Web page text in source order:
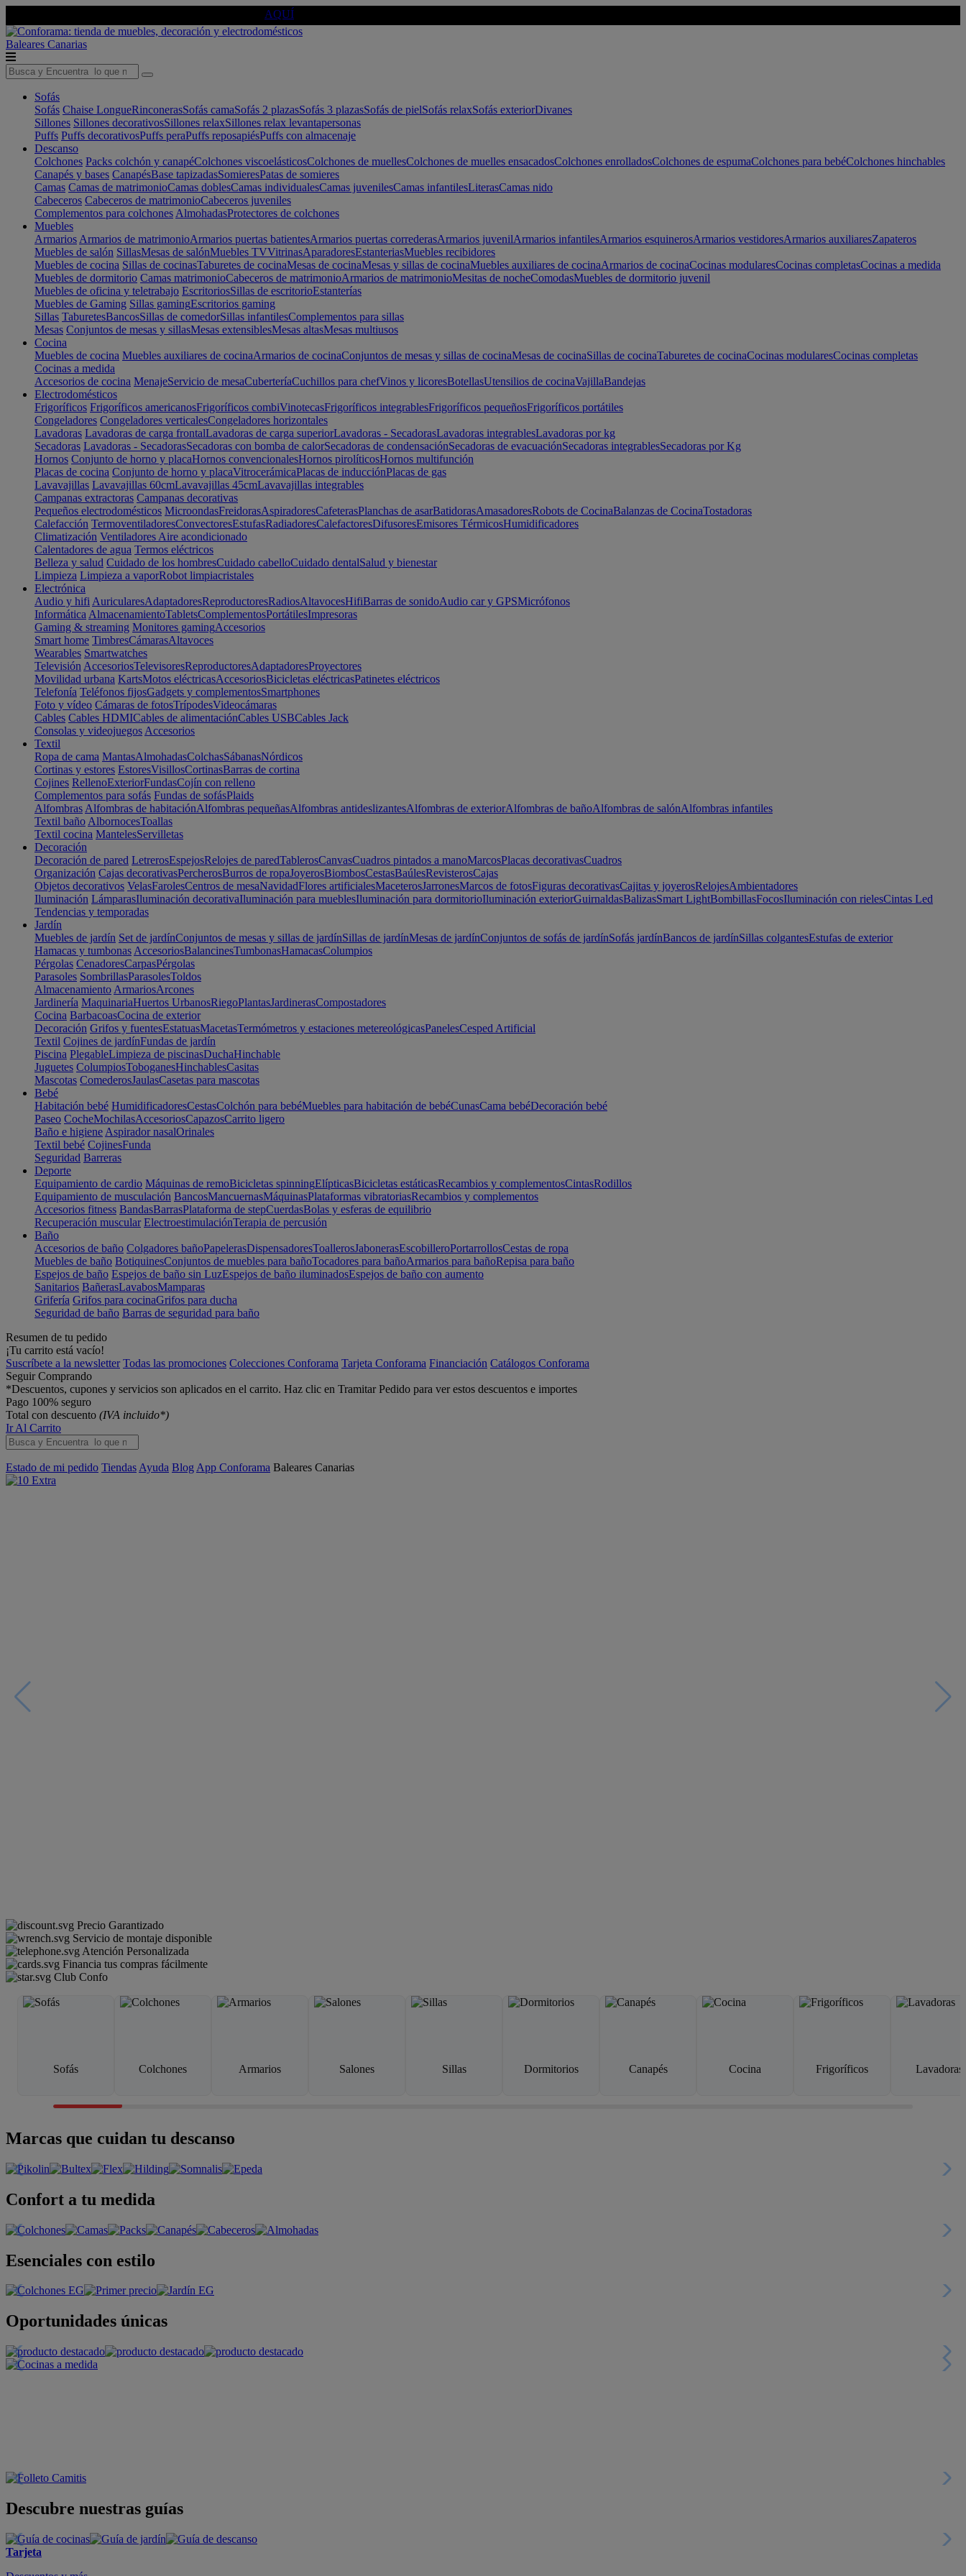
AQUÍ
Baleares Canarias
Sofás
Sofás Chaise LongueRinconerasSofás camaSofás 2 plazasSofás 3 plazasSofás de pielSofás relaxSofás exteriorDivanes
Sillones Sillones decorativosSillones relaxSillones relax levantapersonas
Puffs Puffs decorativosPuffs peraPuffs reposapiésPuffs con almacenaje
Descanso
Colchones Packs colchón y canapéColchones viscoelásticosColchones de muellesColchones de muelles ensacadosColchones enrolladosColchones de espumaColchones para bebéColchones hinchables
Canapés y bases CanapésBase tapizadasSomieresPatas de somieres
Camas Camas de matrimonioCamas doblesCamas individualesCamas juvenilesCamas infantilesLiterasCamas nido
Cabeceros Cabeceros de matrimonioCabeceros juveniles
Complementos para colchones AlmohadasProtectores de colchones
Muebles
Armarios Armarios de matrimonioArmarios puertas batientesArmarios puertas correderasArmarios juvenilArmarios infantilesArmarios esquinerosArmarios vestidoresArmarios auxiliaresZapateros
Muebles de salón SillasMesas de salónMuebles TVVitrinasAparadoresEstanteriasMuebles recibidores
Muebles de cocina Sillas de cocinasTaburetes de cocinaMesas de cocinaMesas y sillas de cocinaMuebles auxiliares de cocinaArmarios de cocinaCocinas modularesCocinas completasCocinas a medida
Muebles de dormitorio Camas matrimonioCabeceros de matrimonioArmarios de matrimonioMesitas de nocheComodasMuebles de dormitorio juvenil
Muebles de oficina y teletrabajo EscritoriosSillas de escritorioEstanterías
Muebles de Gaming Sillas gamingEscritorios gaming
Sillas TaburetesBancosSillas de comedorSillas infantilesComplementos para sillas
Mesas Conjuntos de mesas y sillasMesas extensiblesMesas altasMesas multiusos
Cocina
Muebles de cocina Muebles auxiliares de cocinaArmarios de cocinaConjuntos de mesas y sillas de cocinaMesas de cocinaSillas de cocinaTaburetes de cocinaCocinas modularesCocinas completas
Cocinas a medida
Accesorios de cocina MenajeServicio de mesaCuberteríaCuchillos para chefVinos y licoresBotellasUtensilios de cocinaVajillaBandejas
Electrodomésticos
Frigoríficos Frigoríficos americanosFrigoríficos combiVinotecasFrigoríficos integrablesFrigoríficos pequeñosFrigoríficos portátiles
Congeladores Congeladores verticalesCongeladores horizontales
Lavadoras Lavadoras de carga frontalLavadoras de carga superiorLavadoras - SecadorasLavadoras integrablesLavadoras por kg
Secadoras Lavadoras - SecadorasSecadoras con bomba de calorSecadoras de condensaciónSecadoras de evacuaciónSecadoras integrablesSecadoras por Kg
Hornos Conjunto de horno y placaHornos convencionalesHornos pirolíticosHornos multifunción
Placas de cocina Conjunto de horno y placaVitrocerámicaPlacas de inducciónPlacas de gas
Lavavajillas Lavavajillas 60cmLavavajillas 45cmLavavajillas integrables
Campanas extractoras Campanas decorativas
Pequeños electrodomésticos MicroondasFreidorasAspiradoresCafeterasPlanchas de asarBatidorasAmasadoresRobots de CocinaBalanzas de CocinaTostadoras
Calefacción TermoventiladoresConvectoresEstufasRadiadoresCalefactoresDifusoresEmisores TérmicosHumidificadores
Climatización Ventiladores Aire acondicionado
Calentadores de agua Termos eléctricos
Belleza y salud Cuidado de los hombresCuidado cabelloCuidado dentalSalud y bienestar
Limpieza Limpieza a vaporRobot limpiacristales
Electrónica
Audio y hifi AuricularesAdaptadoresReproductoresRadiosAltavocesHifiBarras de sonidoAudio car y GPSMicrófonos
Informática AlmacenamientoTabletsComplementosPortátilesImpresoras
Gaming & streaming Monitores gamingAccesorios
Smart home TimbresCámarasAltavoces
Wearables Smartwatches
Televisión AccesoriosTelevisoresReproductoresAdaptadoresProyectores
Movilidad urbana KartsMotos eléctricasAccesoriosBicicletas eléctricasPatinetes eléctricos
Telefonía Teléfonos fijosGadgets y complementosSmartphones
Foto y vídeo Cámaras de fotosTrípodesVideocámaras
Cables Cables HDMICables de alimentaciónCables USBCables Jack
Consolas y videojuegos Accesorios
Textil
Ropa de cama MantasAlmohadasColchasSábanasNórdicos
Cortinas y estores EstoresVisillosCortinasBarras de cortina
Cojines RellenoExteriorFundasCojín con relleno
Complementos para sofás Fundas de sofásPlaids
Alfombras Alfombras de habitaciónAlfombras pequeñasAlfombras antideslizantesAlfombras de exteriorAlfombras de bañoAlfombras de salónAlfombras infantiles
Textil baño AlbornocesToallas
Textil cocina MantelesServilletas
Decoración
Decoración de pared LetrerosEspejosRelojes de paredTablerosCanvasCuadros pintados a manoMarcosPlacas decorativasCuadros
Organización Cajas decorativasPercherosBurros de ropaJoyerosBiombosCestasBaúlesRevisterosCajas
Objetos decorativos VelasFarolesCentros de mesaNavidadFlores artificialesMaceterosJarronesMarcos de fotosFiguras decorativasCajitas y joyerosRelojesAmbientadores
Iluminación LámparasIluminación decorativaIluminación para mueblesIluminación para dormitorioIluminación exteriorGuirnaldasBalizasSmart LightBombillasFocosIluminación con rielesCintas Led
Tendencias y temporadas
Jardín
Muebles de jardín Set de jardínConjuntos de mesas y sillas de jardínSillas de jardínMesas de jardínConjuntos de sofás de jardínSofás jardínBancos de jardínSillas colgantesEstufas de exterior
Hamacas y tumbonas AccesoriosBalancinesTumbonasHamacasColumpios
Pérgolas CenadoresCarpasPérgolas
Parasoles SombrillasParasolesToldos
Almacenamiento ArmariosArcones
Jardinería MaquinariaHuertos UrbanosRiegoPlantasJardinerasCompostadores
Cocina BarbacoasCocina de exterior
Decoración Grifos y fuentesEstatuasMacetasTermómetros y estaciones metereológicasPanelesCesped Artificial
Textil Cojines de jardínFundas de jardín
Piscina PlegableLimpieza de piscinasDuchaHinchable
Juguetes ColumpiosToboganesHinchablesCasitas
Mascotas ComederosJaulasCasetas para mascotas
Bebé
Habitación bebé HumidificadoresCestasColchón para bebéMuebles para habitación de bebéCunasCama bebéDecoración bebé
Paseo CocheMochilasAccesoriosCapazosCarrito ligero
Baño e higiene Aspirador nasalOrinales
Textil bebé CojinesFunda
Seguridad Barreras
Deporte
Equipamiento de cardio Máquinas de remoBicicletas spinningElípticasBicicletas estáticasRecambios y complementosCintasRodillos
Equipamiento de musculación BancosMancuernasMáquinasPlataformas vibratoriasRecambios y complementos
Accesorios fitness BandasBarrasPlataforma de stepCuerdasBolas y esferas de equilibrio
Recuperación muscular ElectroestimulaciónTerapia de percusión
Baño
Accesorios de baño Colgadores bañoPapelerasDispensadoresToallerosJabonerasEscobilleroPortarrollosCestas de ropa
Muebles de baño BotiquinesConjuntos de muebles para bañoTocadores para bañoArmarios para bañoRepisa para baño
Espejos de baño Espejos de baño sin LuzEspejos de baño iluminadosEspejos de baño con aumento
Sanitarios BañerasLavabosMamparas
Grifería Grifos para cocinaGrifos para ducha
Seguridad de baño Barras de seguridad para baño
Resumen de tu pedido
¡Tu carrito está vacío!
Suscríbete a la newsletter Todas las promociones Colecciones Conforama Tarjeta Conforama Financiación Catálogos Conforama
Seguir Comprando
*Descuentos, cupones y servicios son aplicados en el carrito. Haz clic en Tramitar Pedido para ver estos descuentos e importes
Pago 100% seguro
Total con descuento (IVA incluido*)
Ir Al Carrito
Estado de mi pedido Tiendas Ayuda Blog App Conforama Baleares Canarias
Precio Garantizado
Servicio de montaje disponible
Atención Personalizada
Financia tus compras fácilmente
Club Confo
Sofás Colchones Armarios Salones Sillas Dormitorios Canapés Cocina Frigoríficos Lavadoras
Marcas que cuidan tu descanso
Confort a tu medida
Esenciales con estilo
Oportunidades únicas
Descubre nuestras guías
Tarjeta